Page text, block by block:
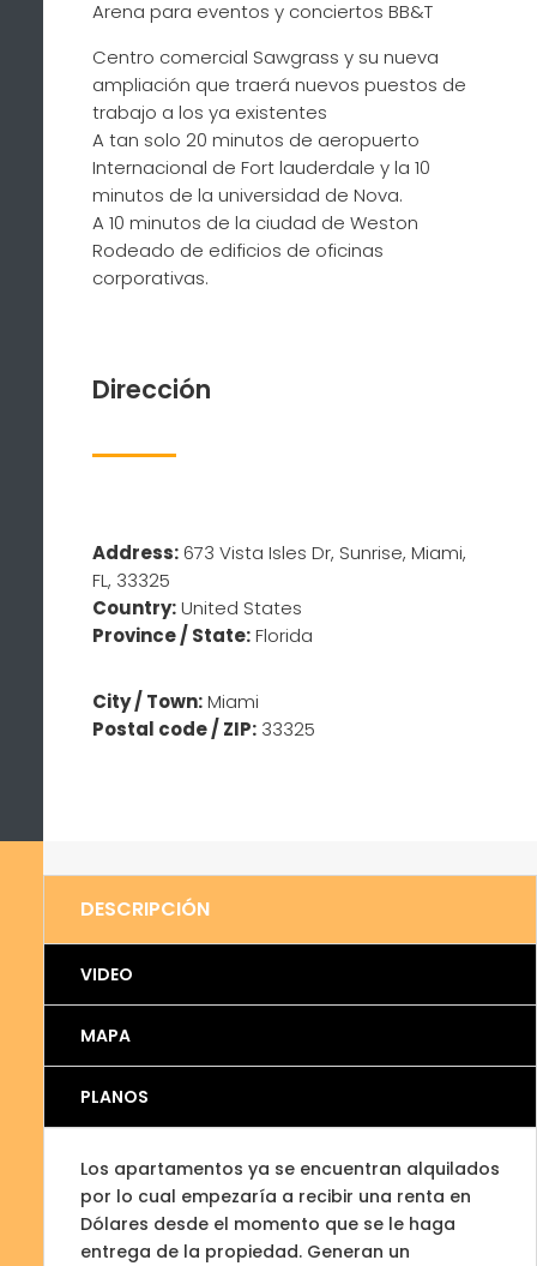
Arena para eventos y conciertos BB&T
Centro comercial Sawgrass y su nueva
ampliación que traerá nuevos puestos de
trabajo a los ya existentes
A tan solo 20 minutos de aeropuerto
Internacional de Fort lauderdale y la 10
minutos de la universidad de Nova.
A 10 minutos de la ciudad de Weston
Rodeado de edificios de oficinas
corporativas.
Dirección
Address: 673 Vista Isles Dr, Sunrise, Miami,
FL, 33325
Country:United States
Province / State:Florida
City / Town:Miami
Postal code / ZIP: 33325
DESCRIPCIÓN
VIDEO
MAPA
PLANOS
Los apartamentos ya se encuentran alquilados
por lo cual empezaría a recibir una renta en
Dólares desde el momento que se le haga
entrega de la propiedad. Generan un